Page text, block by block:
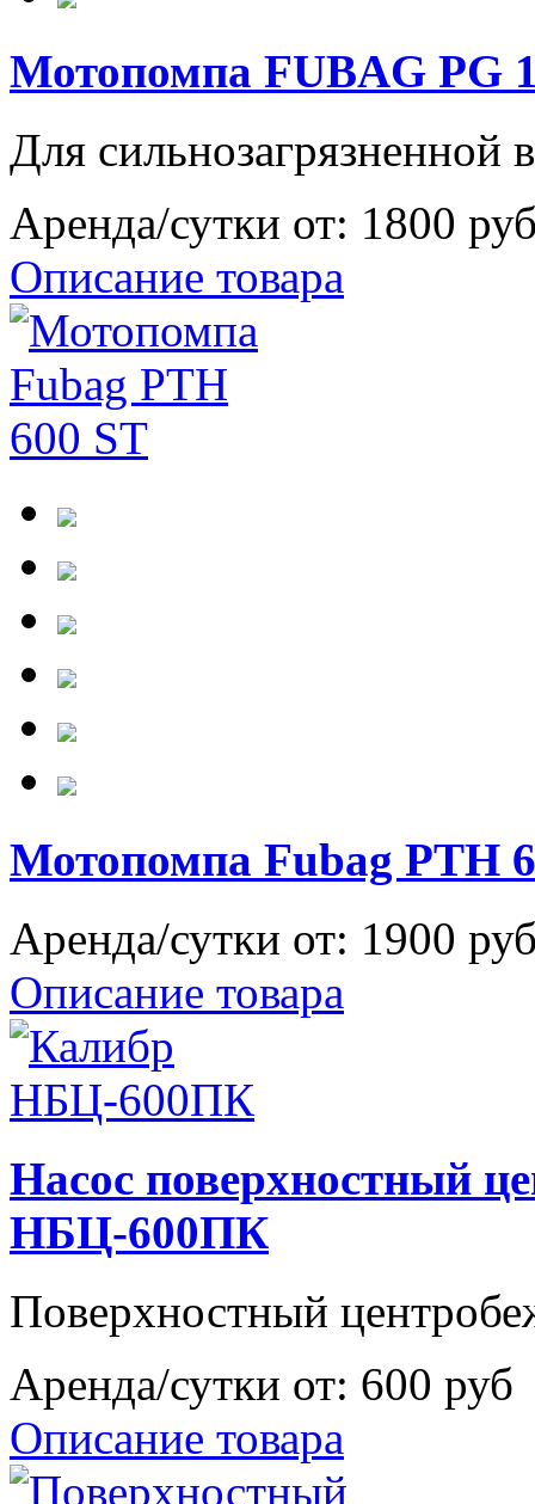
Мотопомпа FUBAG PG
Для сильнозагрязненной
Аренда/сутки от: 1800
Описание товара
Мотопомпа Fubag PTH
Аренда/сутки от: 1900
Описание товара
Насос поверхностный
НБЦ-600ПК
Поверхностный
Аренда/сутки от: 600 руб
Описание товара